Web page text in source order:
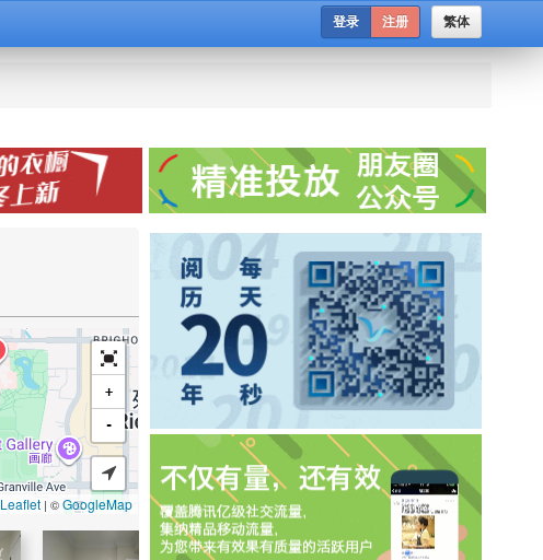
繁体
登录 注册
+
-
Leaflet | ©GoogleMap